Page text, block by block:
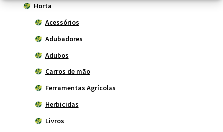
Horta
Acessórios
Adubadores
Adubos
Carros de mão
Ferramentas Agrícolas
Herbicidas
Livros